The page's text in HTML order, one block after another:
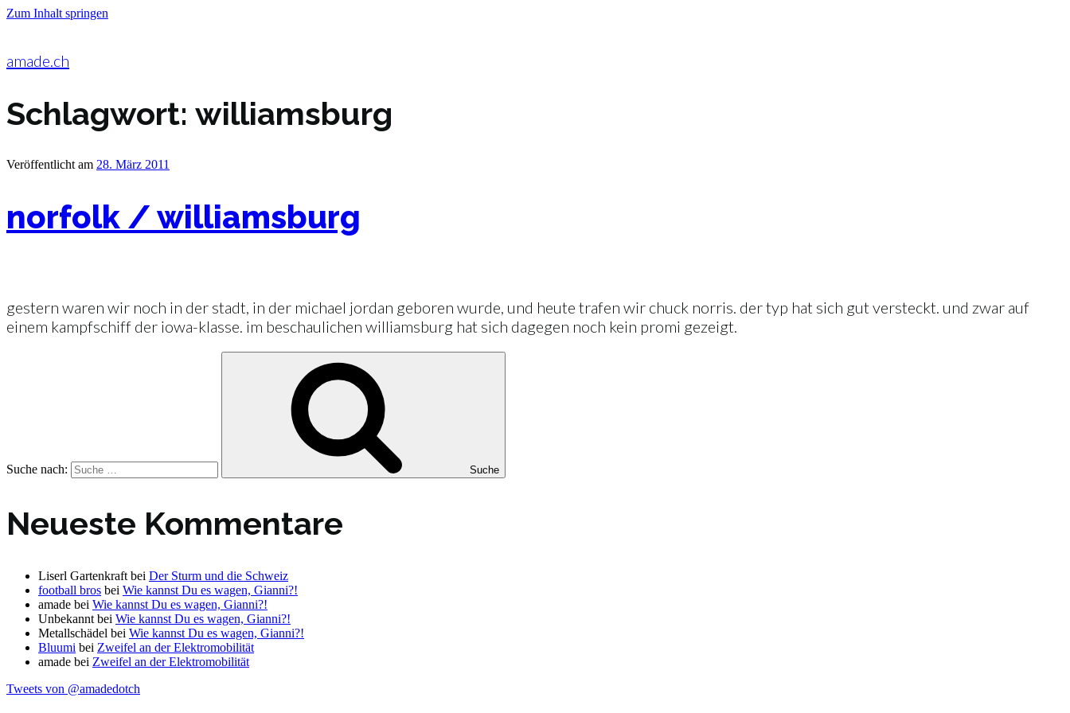
Zum Inhalt springen
amade.ch
Schlagwort: williamsburg
Veröffentlicht am 28. März 2011
norfolk / williamsburg
gestern waren wir noch in der stadt, in der michael jordan geboren wurde, und heute trafen wir chuck norris. der typ hat sich gut versteckt. und zwar auf
einem kampfschiff der iowa-klasse. im beschaulichen williamsburg hat sich dagegen noch kein promi gezeigt.
Suche nach: Suche
Neueste Kommentare
Liserl Gartenkraft bei Der Sturm und die Schweiz
football bros bei Wie kannst Du es wagen, Gianni?!
amade bei Wie kannst Du es wagen, Gianni?!
Unbekannt bei Wie kannst Du es wagen, Gianni?!
Metallschädel bei Wie kannst Du es wagen, Gianni?!
Bluumi bei Zweifel an der Elektromobilität
amade bei Zweifel an der Elektromobilität
Tweets von @amadedotch